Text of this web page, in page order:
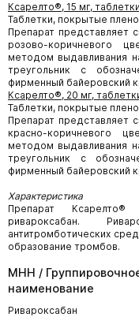
Ксарелто®, 15 мг,
Таблетки, покрытые
Препарат представляет
розово-коричневого
методом выдавливания
треугольник с
фирменный байеровский
Ксарелто®, 20 мг,
Таблетки, покрытые
Препарат представляет
красно-коричневого
методом выдавливания
треугольник с
фирменный байеровский
Характеристика
Препарат
ривароксабан.
антитромботических
образование тромбов.
МНН /
наименование
Ривароксабан